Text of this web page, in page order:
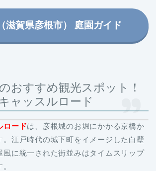
滋賀県彦根市） 庭園ガイド
おすすめ観光スポット！
ャッスルロード
ロードは、彦根城のお堀にかかる京橋か
。江戸時代の城下町をイメージした白壁
風に統一された街並みはタイムスリップ